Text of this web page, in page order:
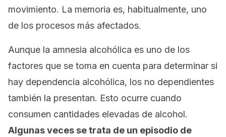
movimiento. La memoria es, habitualmente, uno
de los procesos más afectados.
Aunque la amnesia alcohólica es uno de los
factores que se toma en cuenta para determinar si
hay dependencia alcohólica, los no dependientes
también la presentan. Esto ocurre cuando
consumen cantidades elevadas de alcohol.
Algunas veces se trata de un episodio de